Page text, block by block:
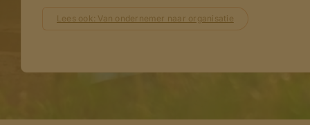
Lees ook: Van ondernemer naar organisatie